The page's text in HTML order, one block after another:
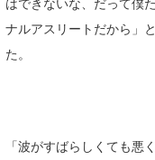
ナルアスリートだから」
た。
「波がすばらしくても悪